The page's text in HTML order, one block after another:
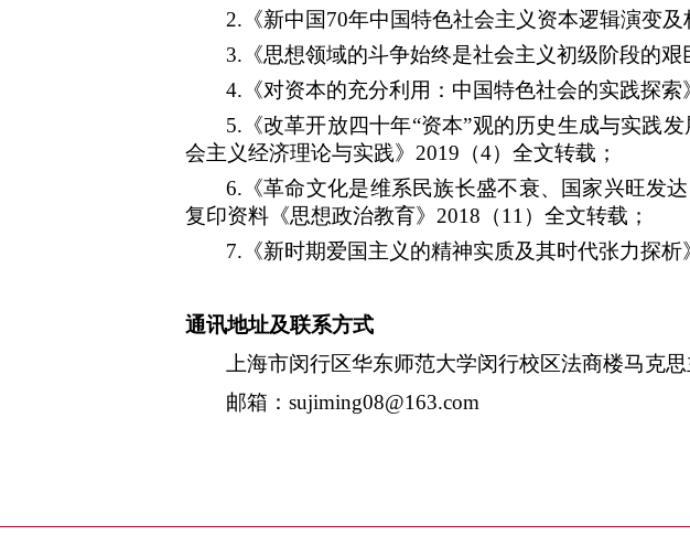
2. 《新中国70年中国特色社会主义资本逻辑演变及
3. 《思想领域的斗争始终是社会主义初级阶段的
4. 《对资本的充分利用：中国特色社会的实践探索
5. 《改革开放四十年“资本”观的历史生成与实践
会主义经济理论与实践》 2019 （4）全文转载；
6. 《革命文化是维系民族长盛不衰、国家兴旺发
复印资料《思想政治教育》 2018 （11 ）全文转载；
7. 《新时期爱国主义的精神实质及其时代张力探析
通讯地址及联系方式
上海市闵行区华东师范大学闵行校区法商楼马克思
邮箱： sujiming08@163.com